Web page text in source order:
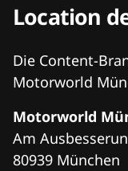
Location
Die Content-
Motorworld
Motorworld
Am
80939 München